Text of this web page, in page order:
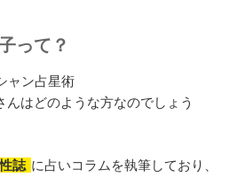
って？
んはどのような方なのでしょう
誌 に占いコラムを執筆しており、